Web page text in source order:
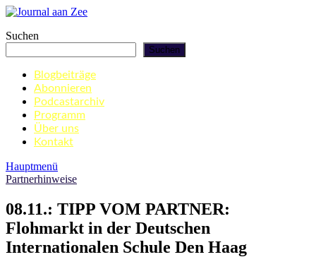
Zum
springen
Journal aan Zee
Suchen
Suchen
Blogbeiträge
Abonnieren
Podcastarchiv
Programm
Über uns
Kontakt
Hauptmenü
Partnerhinweise
08.11.: TIPP VOM PARTNER:
Flohmarkt in der Deutschen
Internationalen Schule Den Haag